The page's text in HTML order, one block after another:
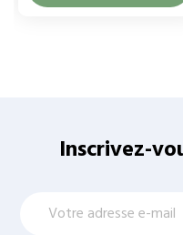
Inscrivez-